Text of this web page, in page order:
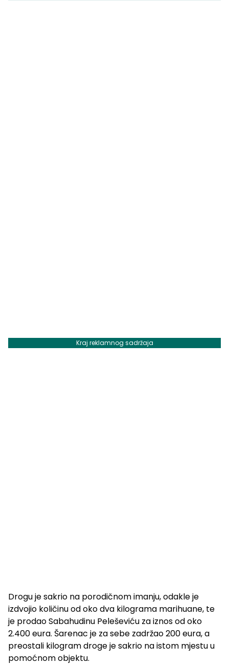
Kraj reklamnog sadržaja
Drogu je sakrio na porodičnom imanju, odakle je
izdvojio količinu od oko dva kilograma marihuane, te
je prodao Sabahudinu Peleševiću za iznos od oko
2.400 eura. Šarenac je za sebe zadržao 200 eura, a
preostali kilogram droge je sakrio na istom mjestu u
pomoćnom objektu.